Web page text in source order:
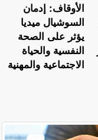
الأوقاف: إدمان
السوشيال ميديا
يؤثر على الصحة
النفسية والحياة
الاجتماعية والمهنية